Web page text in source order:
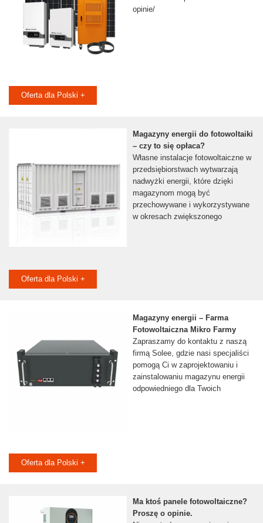
opinie/
Oferta dla Polski +
Magazyny energii do fotowoltaiki
– czy to się opłaca?
Własne instalacje fotowoltaiczne w
przedsiębiorstwach wytwarzają
nadwyżki energii, które dzięki
magazynom mogą być
przechowywane i wykorzystywane
w okresach zwiększonego
Oferta dla Polski +
Magazyny energii – Farma
Fotowoltaiczna Mikro Farmy
Zapraszamy do kontaktu z naszą
firmą Solee, gdzie nasi specjaliści
pomogą Ci w zaprojektowaniu i
zainstalowaniu magazynu energii
odpowiedniego dla Twoich
Oferta dla Polski +
Ma ktoś panele fotowoltaiczne?
Proszę o opinie.